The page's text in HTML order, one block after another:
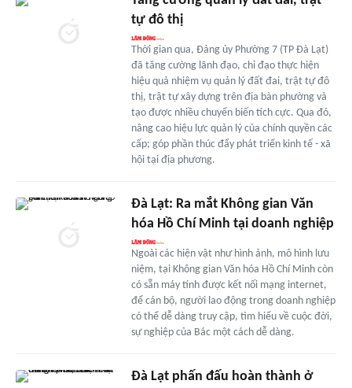
tự đô thị
Thời gian qua, Đảng ủy Phường 7 (TP Đà Lạt)
đã tăng cường lãnh đạo, chỉ đạo thực hiện
hiệu quả nhiệm vụ quản lý đất đai, trật tự đô
thị, trật tự xây dựng trên địa bàn phường và
tạo được nhiều chuyển biến tích cực. Qua đó,
nâng cao hiệu lực quản lý của chính quyền các
cấp; góp phần thúc đẩy phát triển kinh tế - xã
hội tại địa phương.
Đà Lạt: Ra mắt Không gian Văn
hóa Hồ Chí Minh tại doanh nghiệp
Ngoài các hiện vật như hình ảnh, mô hình lưu
niệm, tại Không gian Văn hóa Hồ Chí Minh còn
có sẵn máy tính được kết nối mạng internet,
để cán bộ, người lao động trong doanh nghiệp
có thể dễ dàng truy cập, tìm hiểu về cuộc đời,
sự nghiệp của Bác một cách dễ dàng.
Đà Lạt phấn đấu hoàn thành ở